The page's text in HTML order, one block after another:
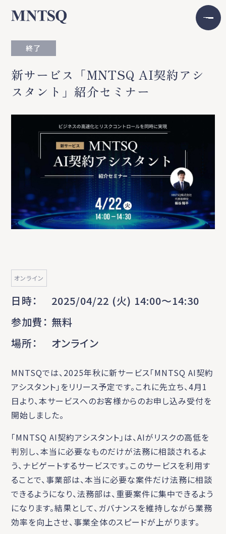
終了
新サービス「MNTSQ AI契約アシ
スタント」紹介セミナー
オンライン
日時
2025/04/22 (火) 14:00〜14:30
参加費
無料
場所
オンライン
MNTSQでは、2025年秋に新サービス「MNTSQ AI契約
アシスタント」をリリース予定です。これに先立ち、4月1
日より、本サービスへのお客様からのお申し込み受付を
開始しました。
「MNTSQ AI契約アシスタント」は、AIがリスクの高低を
判別し、本当に必要なものだけが法務に相談されるよ
う、ナビゲートするサービスです。このサービスを利用す
ることで、事業部は、本当に必要な案件だけ法務に相談
できるようになり、法務部は、重要案件に集中できるよう
になります。結果として、ガバナンスを維持しながら業務
効率を向上させ、事業全体のスピードが上がります。